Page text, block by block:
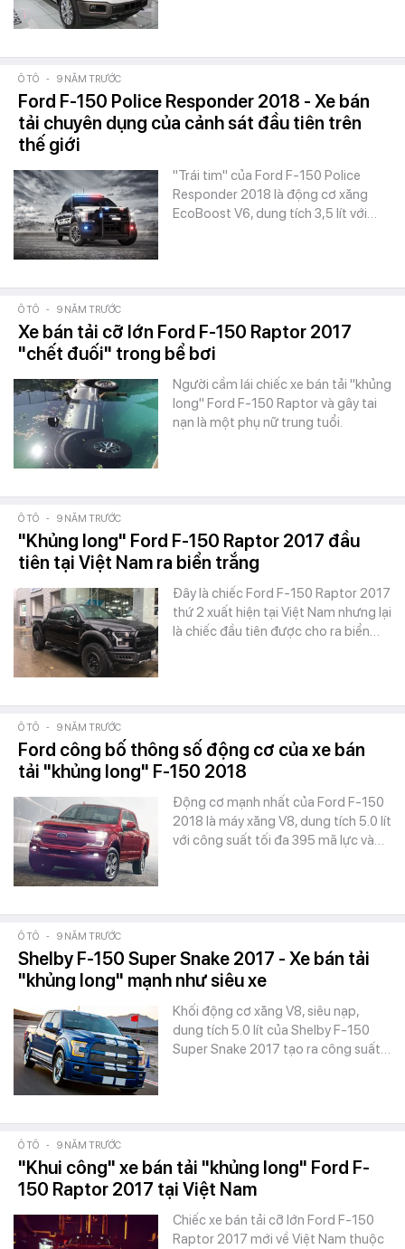
Ô TÔ - 9 NĂM TRƯỚC
Ford F-150 Police Responder 2018 - Xe bán
tải chuyên dụng của cảnh sát đầu tiên trên
thế giới
"Trái tim" của Ford F-150 Police
Responder 2018 là động cơ xăng
EcoBoost V6, dung tích 3,5 lít với…
Ô TÔ - 9 NĂM TRƯỚC
Xe bán tải cỡ lớn Ford F-150 Raptor 2017
"chết đuối" trong bể bơi
Người cầm lái chiếc xe bán tải "khủng
long" Ford F-150 Raptor và gây tai
nạn là một phụ nữ trung tuổi.
Ô TÔ - 9 NĂM TRƯỚC
"Khủng long" Ford F-150 Raptor 2017 đầu
tiên tại Việt Nam ra biển trắng
Đây là chiếc Ford F-150 Raptor 2017
thứ 2 xuất hiện tại Việt Nam nhưng lại
là chiếc đầu tiên được cho ra biển…
Ô TÔ - 9 NĂM TRƯỚC
Ford công bố thông số động cơ của xe bán
tải "khủng long" F-150 2018
Động cơ mạnh nhất của Ford F-150
2018 là máy xăng V8, dung tích 5.0 lít
với công suất tối đa 395 mã lực và…
Ô TÔ - 9 NĂM TRƯỚC
Shelby F-150 Super Snake 2017 - Xe bán tải
"khủng long" mạnh như siêu xe
Khối động cơ xăng V8, siêu nạp,
dung tích 5.0 lít của Shelby F-150
Super Snake 2017 tạo ra công suất…
Ô TÔ - 9 NĂM TRƯỚC
"Khui công" xe bán tải "khủng long" Ford F-
150 Raptor 2017 tại Việt Nam
Chiếc xe bán tải cỡ lớn Ford F-150
Raptor 2017 mới về Việt Nam thuộc